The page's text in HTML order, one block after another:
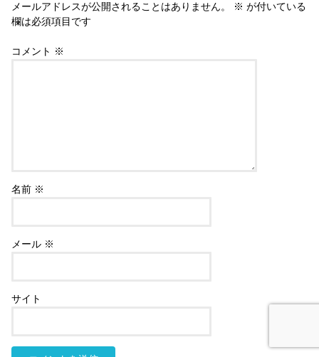
メールアドレスが公開されることはありません。 ※ が付いている
欄は必須項目です
コメント ※
名前 ※
メール ※
サイト